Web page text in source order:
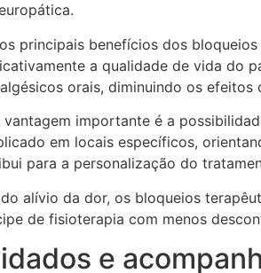
principais benefícios dos
a qualidade de vida do
orais, diminuindo os
vantagem importante é a
em locais específicos,
para a personalização do
alívio da dor, os bloqueios
de fisioterapia com menos
e